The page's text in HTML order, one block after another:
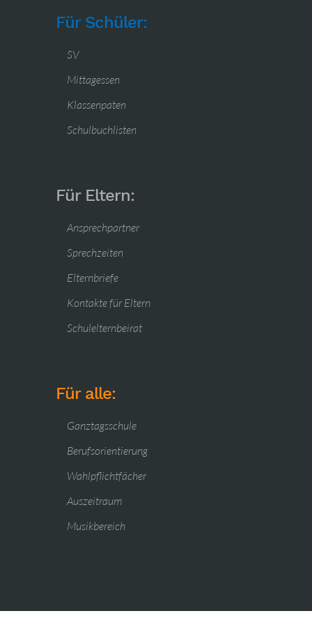
Für Schüler:
SV
Mittagessen
Klassenpaten
Schulbuchlisten
Für Eltern:
Ansprechpartner
Sprechzeiten
Elternbriefe
Kontakte für Eltern
Schulelternbeirat
Für alle:
Ganztagsschule
Berufsorientierung
Wahlpflichtfächer
Auszeitraum
Musikbereich